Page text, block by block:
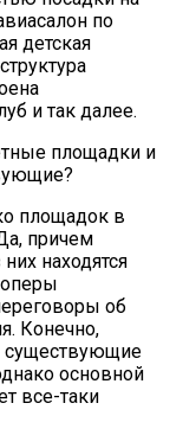
по
детская
и так далее.
площадки и
площадок в
причем
находятся
об
Конечно,
существующие
основной
все-таки